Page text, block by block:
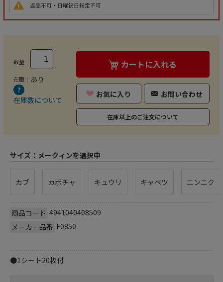
返品不可・日曜祝日指定不可
数量
在庫： あり
在庫数について
カートに入れる
お気に入り お問い合わせ
在庫以上のご注文について
サイズ： メークィンを選択中
カブ カボチャ キュウリ キャベツ ニンニク
商品コード 4941040408509
メーカー品番 F0850
●1シート20枚付